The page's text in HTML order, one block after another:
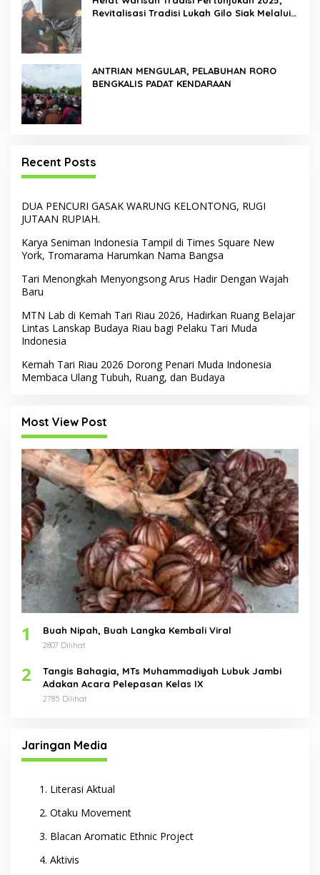
Revitalisasi Tradisi Lukah Gilo Siak Melalui
ANTRIAN MENGULAR, PELABUHAN RORO
BENGKALIS PADAT KENDARAAN
Recent Posts
DUA PENCURI GASAK WARUNG KELONTONG, RUGI
JUTAAN RUPIAH.
Karya Seniman Indonesia Tampil di Times Square New
York, Tromarama Harumkan Nama Bangsa
Tari Menongkah Menyongsong Arus Hadir Dengan Wajah
Baru
MTN Lab di Kemah Tari Riau 2026, Hadirkan Ruang Belajar
Lintas Lanskap Budaya Riau bagi Pelaku Tari Muda
Indonesia
Kemah Tari Riau 2026 Dorong Penari Muda Indonesia
Membaca Ulang Tubuh, Ruang, dan Budaya
Most View Post
1 Buah Nipah, Buah Langka Kembali Viral
2807 Dilihat
2
Tangis Bahagia, MTs Muhammadiyah Lubuk Jambi
Adakan Acara Pelepasan Kelas IX
2785 Dilihat
Jaringan Media
Literasi Aktual
Otaku Movement
Blacan Aromatic Ethnic Project
Aktivis